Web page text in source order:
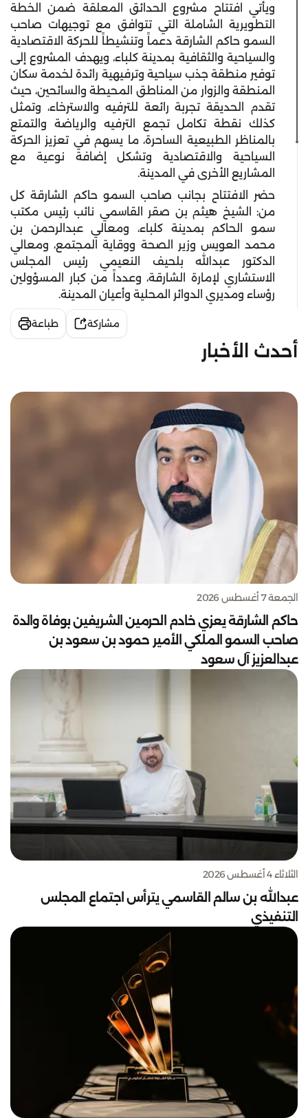
ويأتي افتتاح مشروع الحدائق المعلقة ضمن الخطة
التطويرية الشاملة التي تتوافق مع توجيهات صاحب
السمو حاكم الشارقة دعماً وتنشيطاً للحركة الاقتصادية
والسياحية والثقافية بمدينة كلباء، ويهدف المشروع إلى
توفير منطقة جذب سياحية وترفيهية رائدة لخدمة سكان
المنطقة والزوار من المناطق المحيطة والسائحين، حيث
تقدم الحديقة تجربة رائعة للترفيه والاسترخاء، وتمثل
كذلك نقطة تكامل تجمع الترفيه والرياضة والتمتع
بالمناظر الطبيعية الساحرة، ما يسهم في تعزيز الحركة
السياحية والاقتصادية وتشكل إضافة نوعية مع
المشاريع الأخرى في المدينة.
حضر الافتتاح بجانب صاحب السمو حاكم الشارقة كل
من: الشيخ هيثم بن صقر القاسمي نائب رئيس مكتب
سمو الحاكم بمدينة كلباء، ومعالي عبدالرحمن بن
محمد العويس وزير الصحة ووقاية المجتمع، ومعالي
الدكتور عبدالله بلحيف النعيمي رئيس المجلس
الاستشاري لإمارة الشارقة، وعدداً من كبار المسؤولين
رؤساء ومديري الدوائر المحلية وأعيان المدينة.
مشاركة طباعة
أحدث الأخبار
الجمعة 7 أغسطس 2026
حاكم الشارقة يعزي خادم الحرمين الشريفين بوفاة والدة
صاحب السمو الملكي الأمير حمود بن سعود بن
عبدالعزيز آل سعود
الثلاثاء 4 أغسطس 2026
عبدالله بن سالم القاسمي يترأس اجتماع المجلس
التنفيذي